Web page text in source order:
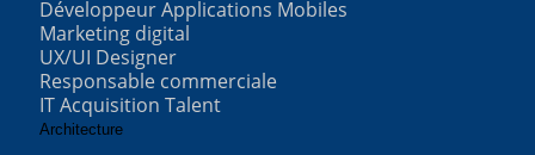
Développeur Applications Mobiles
Marketing digital
UX/UI Designer
Responsable commerciale
IT Acquisition Talent
Architecture